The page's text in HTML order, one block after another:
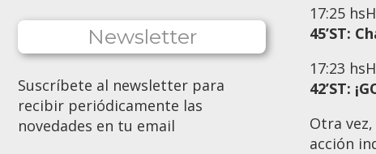
17:25 hs
45’ST:
17:23 hs
42’ST:
Otra
acción
Newsletter
Suscríbete al newsletter para
recibir periódicamente las
novedades en tu email